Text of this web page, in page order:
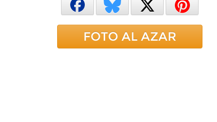
FOTO AL AZAR